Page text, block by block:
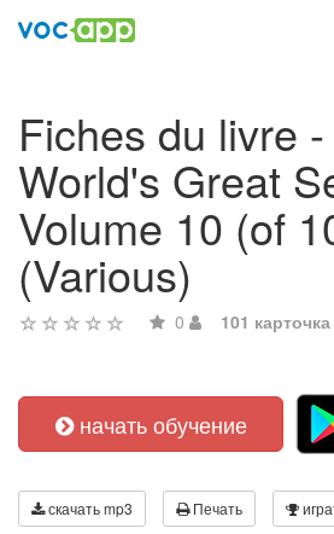
Fiches du livre
World's Great
Volume 10 (of
(Various)
0 101 карточка
начать обучение
скачать mp3 Печать